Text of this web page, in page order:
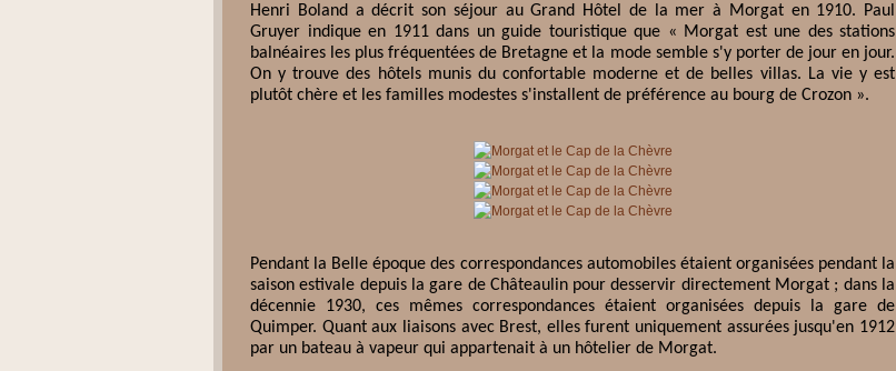
Henri Boland a décrit son séjour au Grand Hôtel de la mer à Morgat en 1910. Paul
Gruyer indique en 1911 dans un guide touristique que « Morgat est une des stations
balnéaires les plus fréquentées de Bretagne et la mode semble s'y porter de jour en jour.
On y trouve des hôtels munis du confortable moderne et de belles villas. La vie y est
plutôt chère et les familles modestes s'installent de préférence au bourg de Crozon ».
Pendant la Belle époque des correspondances automobiles étaient organisées pendant la
saison estivale depuis la gare de Châteaulin pour desservir directement Morgat ; dans la
décennie 1930, ces mêmes correspondances étaient organisées depuis la gare de
Quimper. Quant aux liaisons avec Brest, elles furent uniquement assurées jusqu'en 1912
par un bateau à vapeur qui appartenait à un hôtelier de Morgat.